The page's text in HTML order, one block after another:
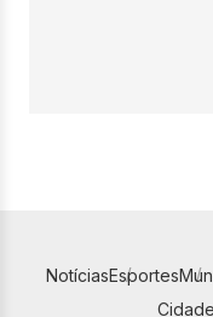
NotíciasEsportes